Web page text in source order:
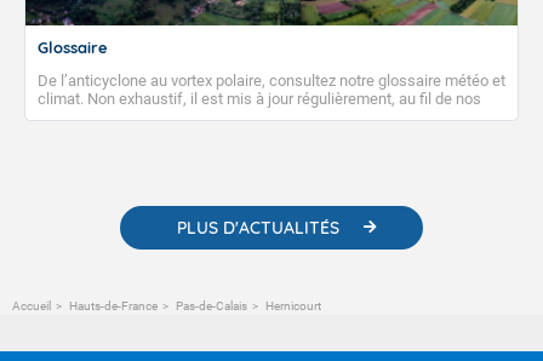
Glossaire
De l’anticyclone au vortex polaire, consultez notre glossaire météo et
climat. Non exhaustif, il est mis à jour régulièrement, au fil de nos
publications. Vous y trouverez également des liens utiles vers nos
PLUS D'ACTUALITÉS
Accueil Hauts-de-France Pas-de-Calais Hernicourt